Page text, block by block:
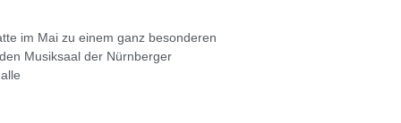
im Mai zu einem ganz besonderen
Musiksaal der Nürnberger